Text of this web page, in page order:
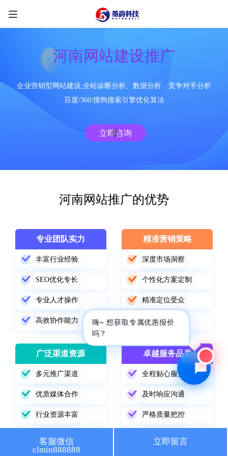
河南网站建设推广
企业营销型网站建设,全站诊断分析、数据分析、竞争对手分析
百度/360/搜狗搜索引擎优化算法
立即咨询
河南网站推广的优势
专业团队实力
丰富行业经验
SEO优化专长
专业人才操作
高效协作能力
精准营销策略
深度市场洞察
个性化方案定制
精准定位受众
数据驱动优化
广泛渠道资源
多元推广渠道
优质媒体合作
行业资源丰富
卓越服务品质
全程贴心服务
及时响应沟通
严格质量把控
客服微信
clmin888888
立即留言
嗨~ 想获取专属优惠报价
吗？
限时优惠咨询中
🔍 SEO优化 🎬 短视频
📍 GEO推广
📢 信息流 ✏️ 其他
咨询内容